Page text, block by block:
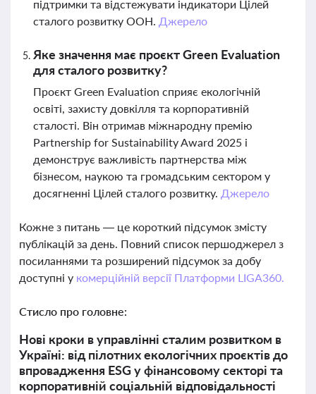
підтримки та відстежувати індикатори Цілей
сталого розвитку ООН. Джерело
Яке значення має проєкт Green Evaluation
для сталого розвитку?
Проєкт Green Evaluation сприяє екологічній
освіті, захисту довкілля та корпоративній
сталості. Він отримав міжнародну премію
Partnership for Sustainability Award 2025 і
демонструє важливість партнерства між
бізнесом, наукою та громадським сектором у
досягненні Цілей сталого розвитку. Джерело
Кожне з питань — це короткий підсумок змісту
публікацій за день. Повний список першоджерел з
посиланнями та розширений підсумок за добу
доступні у комерційній версії Платформи LIGA360.
Стисло про головне:
Нові кроки в управлінні сталим розвитком в
Україні: від пілотних екологічних проєктів до
впровадження ESG у фінансовому секторі та
корпоративній соціальній відповідальності